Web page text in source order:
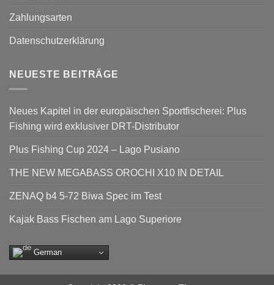
Zahlungsarten
Datenschutzerklärung
NEUESTE BEITRÄGE
Neues Kapitel in der europäischen Sportfischerei: Plus
Fishing wird exklusiver DRT-Distributor
Plus Fishing Cup 2024 – Lago Pusiano
THE NEW MEGABASS OROCHI X10 IN DETAIL
ZENAQ b4 5-72 Biwa Spec im Test
Kajak Bass Fischen am Lago Superiore
German